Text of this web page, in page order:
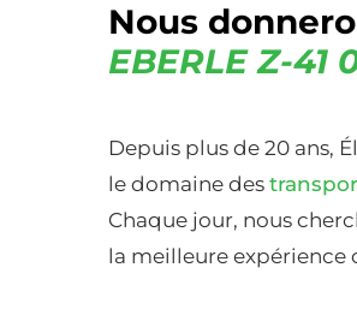
Nous
EBERLEZ-41
Depuis plus de 20 ans,
le domaine des
Chaque jour, nous
la meilleure expérience